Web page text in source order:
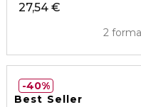
27,54 €
2
Best Seller
40%